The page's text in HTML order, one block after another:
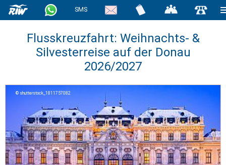
SMS
Flusskreuzfahrt: Weihnachts- &
Silvesterreise auf der Donau
2026/2027
shutterstock_1811757082